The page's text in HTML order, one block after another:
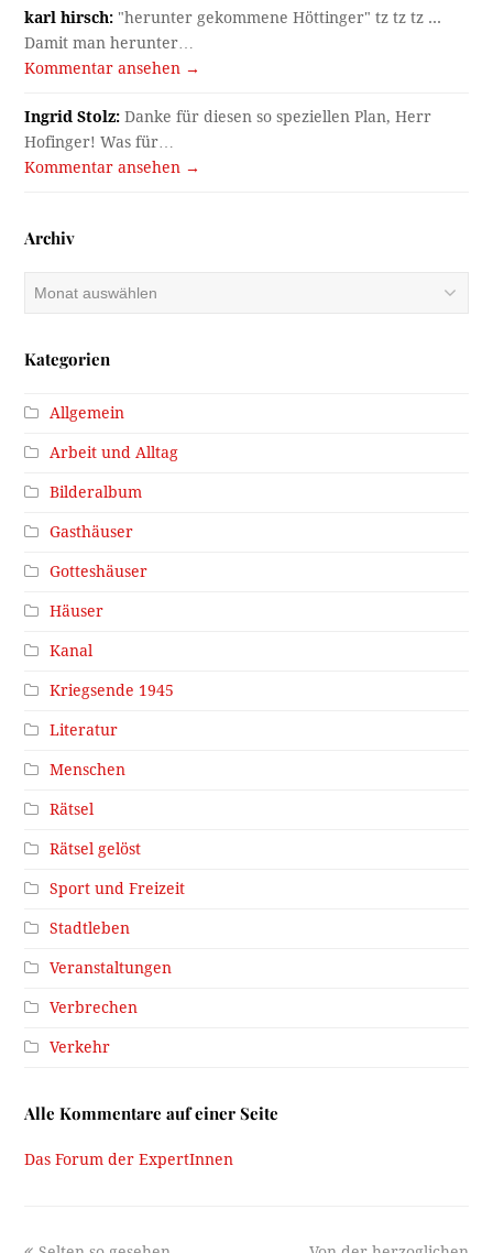
karl hirsch: "herunter gekommene Höttinger" tz tz tz ...
Damit man herunter…
Kommentar ansehen →
Ingrid Stolz: Danke für diesen so speziellen Plan, Herr
Hofinger! Was für…
Kommentar ansehen →
Archiv
Kategorien
Allgemein
Arbeit und Alltag
Bilderalbum
Gasthäuser
Gotteshäuser
Häuser
Kanal
Kriegsende 1945
Literatur
Menschen
Rätsel
Rätsel gelöst
Sport und Freizeit
Stadtleben
Veranstaltungen
Verbrechen
Verkehr
Alle Kommentare auf einer Seite
Das Forum der ExpertInnen